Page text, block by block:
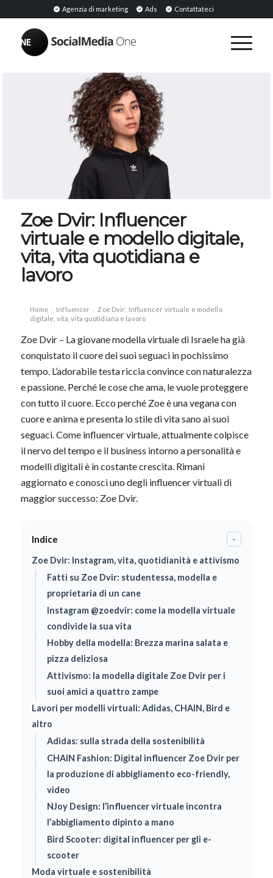
Agenzia di marketing Ads Contattateci
Zoe Dvir: Influencer
virtuale e modello digitale,
vita, vita quotidiana e
lavoro
Home › Influencer › Zoe Dvir: Influencer virtuale e modello
digitale, vita, vita quotidiana e lavoro
Zoe Dvir – La giovane modella virtuale di Israele ha già
conquistato il cuore dei suoi seguaci in pochissimo
tempo. L’adorabile testa riccia convince con naturalezza
e passione. Perché le cose che ama, le vuole proteggere
con tutto il cuore. Ecco perché Zoe è una vegana con
cuore e anima e presenta lo stile di vita sano ai suoi
seguaci. Come influencer virtuale, attualmente colpisce
il nervo del tempo e il business intorno a personalità e
modelli digitali è in costante crescita. Rimani
aggiornato e conosci uno degli influencer virtuali di
maggior successo: Zoe Dvir.
Indice -
Zoe Dvir: Instagram, vita, quotidianità e attivismo
Fatti su Zoe Dvir: studentessa, modella e
proprietaria di un cane
Instagram @zoedvir: come la modella virtuale
condivide la sua vita
Hobby della modella: Brezza marina salata e
pizza deliziosa
Attivismo: la modella digitale Zoe Dvir per i
suoi amici a quattro zampe
Lavori per modelli virtuali: Adidas, CHAIN, Bird e
altro
Adidas: sulla strada della sostenibilità
CHAIN Fashion: Digital influencer Zoe Dvir per
la produzione di abbigliamento eco-friendly,
video
NJoy Design: l’influencer virtuale incontra
l’abbigliamento dipinto a mano
Bird Scooter: digital influencer per gli e-
scooter
Moda virtuale e sostenibilità